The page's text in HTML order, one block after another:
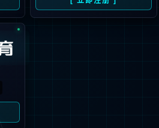
者输入了错
地址。
后